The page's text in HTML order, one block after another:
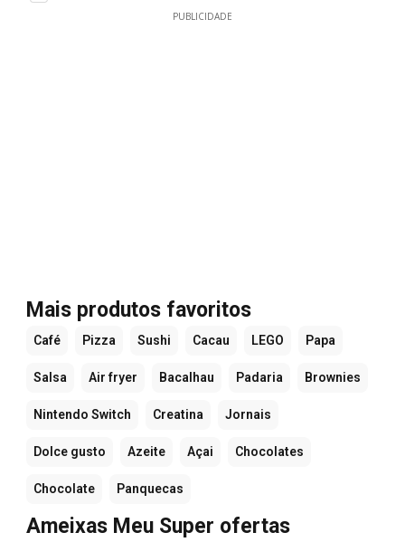
PUBLICIDADE
Mais produtos favoritos
Café Pizza Sushi Cacau LEGO Papa
Salsa Air fryer Bacalhau Padaria Brownies
Nintendo Switch Creatina Jornais
Dolce gusto Azeite Açai Chocolates
Chocolate Panquecas
Ameixas Meu Super ofertas